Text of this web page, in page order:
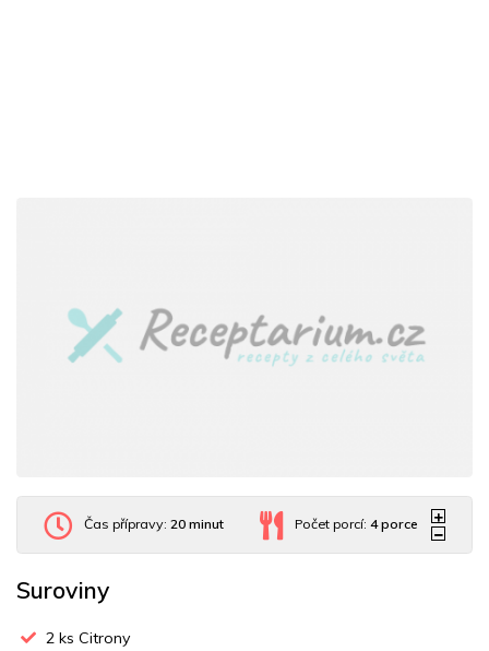
Čas přípravy:20 minut Počet porcí:4 porce
Suroviny
2 ks Citrony